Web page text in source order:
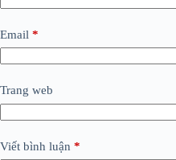
Email *
Trang web
Viết bình luận *